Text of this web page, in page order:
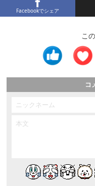
Facebookでシェア
こ
コ